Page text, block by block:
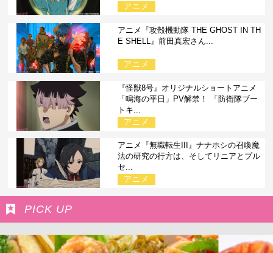
アニメ
アニメ『攻殻機動隊 THE GHOST IN TH
E SHELL』前田真宏さん...
アニメ
『怪獣8号』オリジナルショートアニメ
「鳴海の平日」PV解禁！ 「防衛隊ブー
トキ...
アニメ
アニメ『無職転生III』ナナホシの召喚魔
法の研究の行方は、そしてリニアとプル
セ...
アニメ
PICK UP